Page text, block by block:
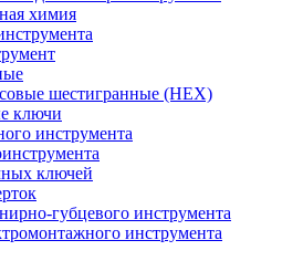
химия
шестигранные (HEX)
ключи
инструмента
ключей
губцевого инструмента
инструмента